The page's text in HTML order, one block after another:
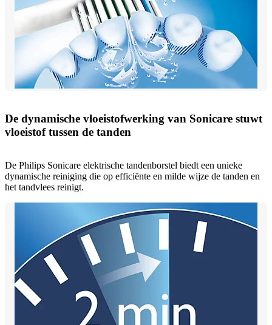
De dynamische vloeistofwerking van Sonicare stuwt
vloeistof tussen de tanden
De Philips Sonicare elektrische tandenborstel biedt een unieke
dynamische reiniging die op efficiënte en milde wijze de tanden en
het tandvlees reinigt.